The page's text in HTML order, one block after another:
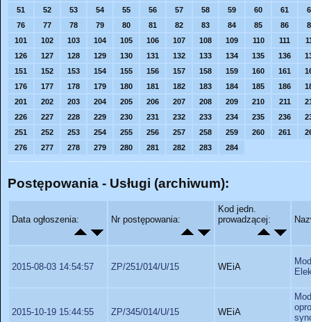
51
52 53 54 55 56 57 58 59 60 61
76
77 78 79 80 81 82 83 84 85 86
101
102 103 104 105 106 107 108 109 110 111
126
127 128 129 130 131 132 133 134 135 136
151
152 153 154 155 156 157 158 159 160 161
176
177 178 179 180 181 182 183 184 185 186
201
202 203 204 205 206 207 208 209 210 211
226
227 228 229 230 231 232 233 234 235 236
251
252 253 254 255 256 257 258 259 260 261
276
277 278 279 280 281 282 283 284
Postępowania - Usługi (archiwum):
Data ogłoszenia: Nr postępowania:
Kod jedn.
prowadzącej:
2015-08-03 14:54:57 ZP/251/014/U/15 WEiA
2015-10-19 15:44:55 ZP/345/014/U/15 WEiA